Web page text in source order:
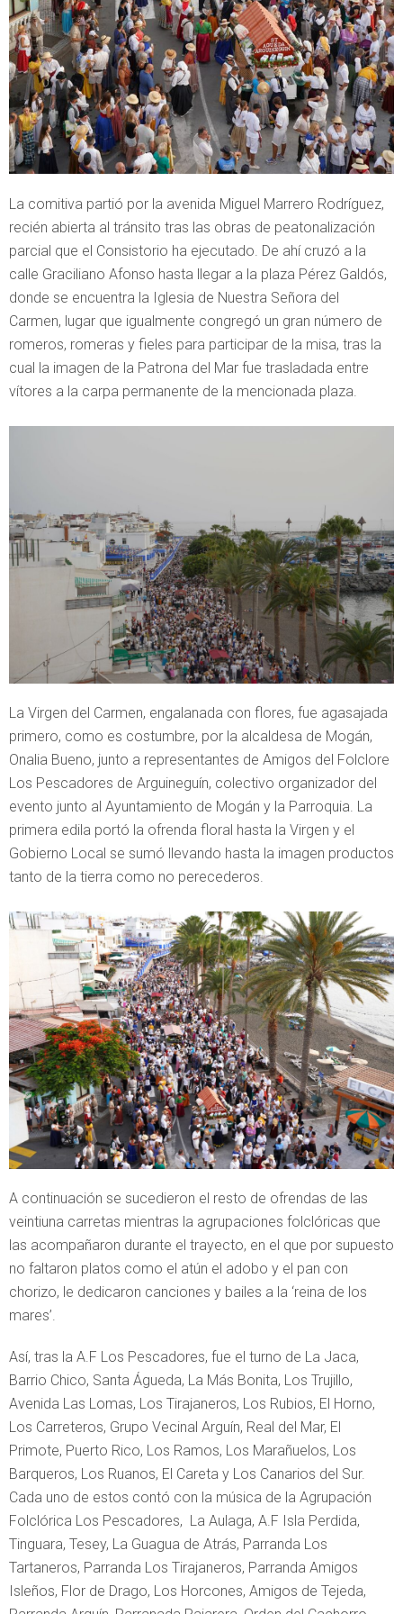
La comitiva partió por la avenida Miguel Marrero Rodríguez,
recién abierta al tránsito tras las obras de peatonalización
parcial que el Consistorio ha ejecutado. De ahí cruzó a la
calle Graciliano Afonso hasta llegar a la plaza Pérez Galdós,
donde se encuentra la Iglesia de Nuestra Señora del
Carmen, lugar que igualmente congregó un gran número de
romeros, romeras y fieles para participar de la misa, tras la
cual la imagen de la Patrona del Mar fue trasladada entre
vítores a la carpa permanente de la mencionada plaza.
La Virgen del Carmen, engalanada con flores, fue agasajada
primero, como es costumbre, por la alcaldesa de Mogán,
Onalia Bueno, junto a representantes de Amigos del Folclore
Los Pescadores de Arguineguín, colectivo organizador del
evento junto al Ayuntamiento de Mogán y la Parroquia. La
primera edila portó la ofrenda floral hasta la Virgen y el
Gobierno Local se sumó llevando hasta la imagen productos
tanto de la tierra como no perecederos.
A continuación se sucedieron el resto de ofrendas de las
veintiuna carretas mientras la agrupaciones folclóricas que
las acompañaron durante el trayecto, en el que por supuesto
no faltaron platos como el atún el adobo y el pan con
chorizo, le dedicaron canciones y bailes a la ‘reina de los
mares’.
Así, tras la A.F Los Pescadores, fue el turno de La Jaca,
Barrio Chico, Santa Águeda, La Más Bonita, Los Trujillo,
Avenida Las Lomas, Los Tirajaneros, Los Rubios, El Horno,
Los Carreteros, Grupo Vecinal Arguín, Real del Mar, El
Primote, Puerto Rico, Los Ramos, Los Marañuelos, Los
Barqueros, Los Ruanos, El Careta y Los Canarios del Sur.
Cada uno de estos contó con la música de la Agrupación
Folclórica Los Pescadores, La Aulaga, A.F Isla Perdida,
Tinguara, Tesey, La Guagua de Atrás, Parranda Los
Tartaneros, Parranda Los Tirajaneros, Parranda Amigos
Isleños, Flor de Drago, Los Horcones, Amigos de Tejeda,